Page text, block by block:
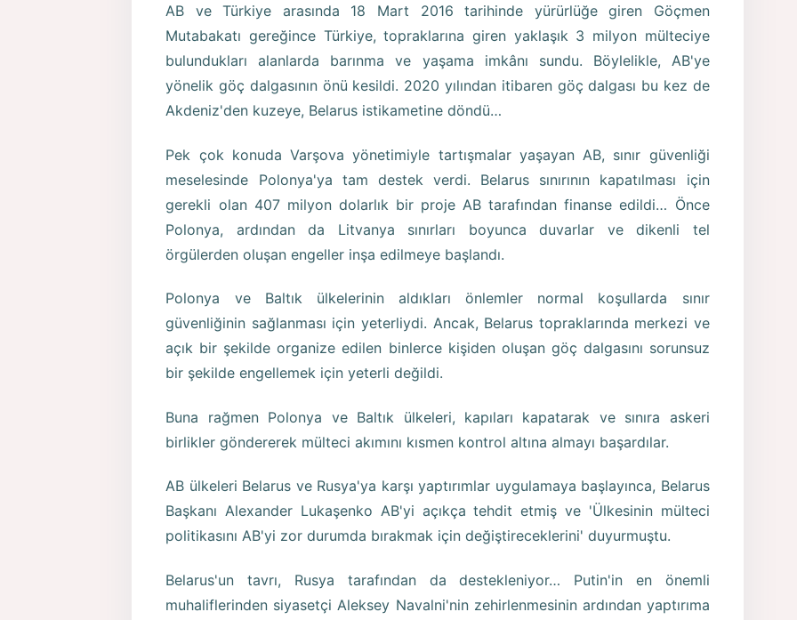
AB ve Türkiye arasında 18 Mart 2016 tarihinde yürürlüğe giren Göçmen
Mutabakatı gereğince Türkiye, topraklarına giren yaklaşık 3 milyon mülteciye
bulundukları alanlarda barınma ve yaşama imkânı sundu. Böylelikle, AB'ye
yönelik göç dalgasının önü kesildi. 2020 yılından itibaren göç dalgası bu kez de
Akdeniz'den kuzeye, Belarus istikametine döndü…
Pek çok konuda Varşova yönetimiyle tartışmalar yaşayan AB, sınır güvenliği
meselesinde Polonya'ya tam destek verdi. Belarus sınırının kapatılması için
gerekli olan 407 milyon dolarlık bir proje AB tarafından finanse edildi… Önce
Polonya, ardından da Litvanya sınırları boyunca duvarlar ve dikenli tel
örgülerden oluşan engeller inşa edilmeye başlandı.
Polonya ve Baltık ülkelerinin aldıkları önlemler normal koşullarda sınır
güvenliğinin sağlanması için yeterliydi. Ancak, Belarus topraklarında merkezi ve
açık bir şekilde organize edilen binlerce kişiden oluşan göç dalgasını sorunsuz
bir şekilde engellemek için yeterli değildi.
Buna rağmen Polonya ve Baltık ülkeleri, kapıları kapatarak ve sınıra askeri
birlikler göndererek mülteci akımını kısmen kontrol altına almayı başardılar.
AB ülkeleri Belarus ve Rusya'ya karşı yaptırımlar uygulamaya başlayınca, Belarus
Başkanı Alexander Lukaşenko AB'yi açıkça tehdit etmiş ve 'Ülkesinin mülteci
politikasını AB'yi zor durumda bırakmak için değiştireceklerini' duyurmuştu.
Belarus'un tavrı, Rusya tarafından da destekleniyor… Putin'in en önemli
muhaliflerinden siyasetçi Aleksey Navalni'nin zehirlenmesinin ardından yaptırıma